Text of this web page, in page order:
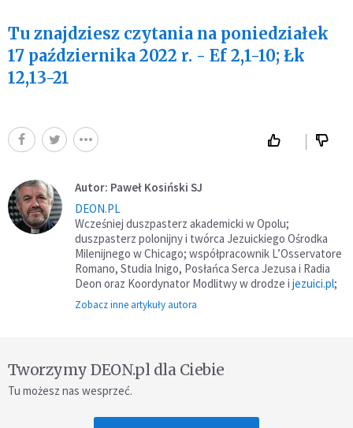
Tu znajdziesz czytania na poniedziałek
17 października 2022 r. - Ef 2,1-10; Łk
12,13-21
Autor: Paweł Kosiński SJ
DEON.PL
Wcześniej duszpasterz akademicki w Opolu;
duszpasterz polonijny i twórca Jezuickiego Ośrodka
Milenijnego w Chicago; współpracownik L’Osservatore
Romano, Studia Inigo, Posłańca Serca Jezusa i Radia
Deon oraz Koordynator Modlitwy w drodze i jezuici.pl;
Zobacz inne artykuły autora
Tworzymy DEON.pl dla Ciebie
Tu możesz nas wesprzeć.